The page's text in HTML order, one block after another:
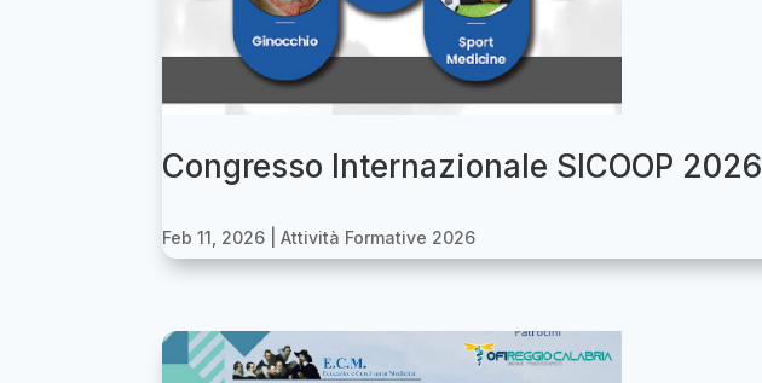
Congresso Internazionale SICOOP 2026
Feb 11, 2026 |Attività Formative 2026